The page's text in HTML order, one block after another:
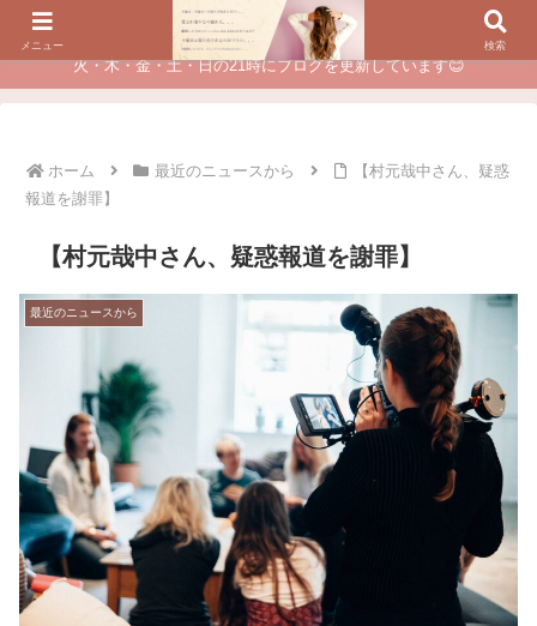
夫に不倫されたつらい経験が、あなたのチャンスに変わるカウンセリング
火・木・金・土・日の21時にブログを更新しています😊
ホーム 最近のニュースから
【村元哉中さん、疑惑
報道を謝罪】
【村元哉中さん、疑惑報道を謝罪】
最近のニュースから
メニュー 検索